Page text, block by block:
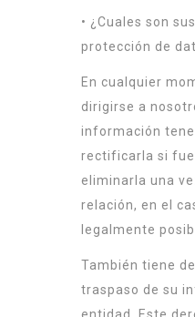
• ¿Cuales son
protección de
En cualquier
dirigirse a
información
rectificarla si
eliminarla una
relación, en el
legalmente
También tiene
traspaso de su